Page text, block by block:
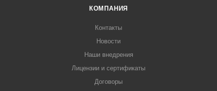
КОМПАНИЯ
Контакты
Новости
Наши внедрения
Лицензии и сертификаты
Договоры